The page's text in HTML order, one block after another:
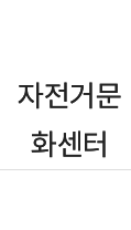
자전거문
화센터